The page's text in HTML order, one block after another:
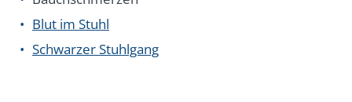
Blut im Stuhl
Schwarzer Stuhlgang